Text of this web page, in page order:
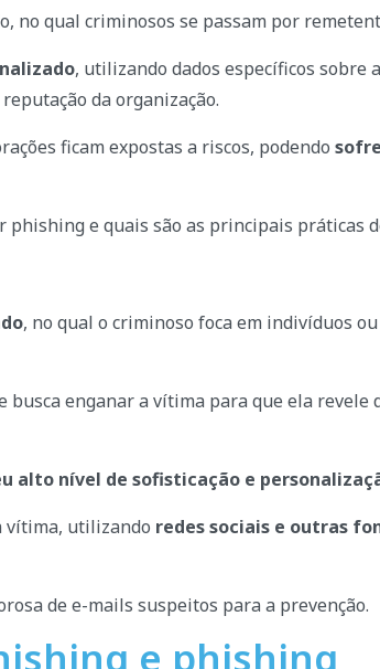
no qual criminosos se passam por
, utilizando dados específicos sobre
da organização.
ficam expostas a riscos, podendo
e quais são as principais práticas
, no qual o criminoso foca em indivíduos
enganar a vítima para que ela
alto nível de sofisticação e
vítima, utilizando redes sociais e outras
de e-mails suspeitos para a prevenção.
e phishing